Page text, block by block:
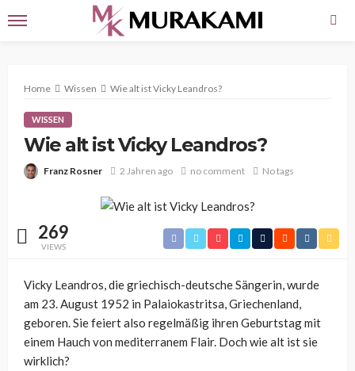
Home Wissen Wie alt ist Vicky Leandros?
WISSEN
Wie alt ist Vicky Leandros?
Franz Rosner 2 Jahren ago no comment No tags
269
VIEWS
Vicky Leandros, die griechisch-deutsche Sängerin, wurde
am 23. August 1952 in Palaiokastritsa, Griechenland,
geboren. Sie feiert also regelmäßig ihren Geburtstag mit
einem Hauch von mediterranem Flair. Doch wie alt ist sie
wirklich?